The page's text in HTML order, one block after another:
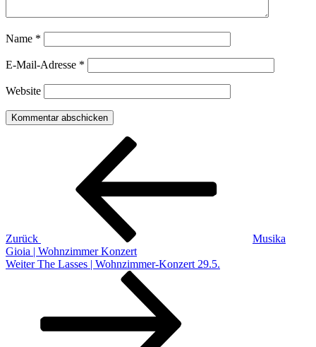
Name *
E-Mail-Adresse *
Website
Beitragsnavigation
Zurück
Musika
Gioia | Wohnzimmer Konzert
Nächster
Weiter The Lasses | Wohnzimmer-Konzert 29.5.